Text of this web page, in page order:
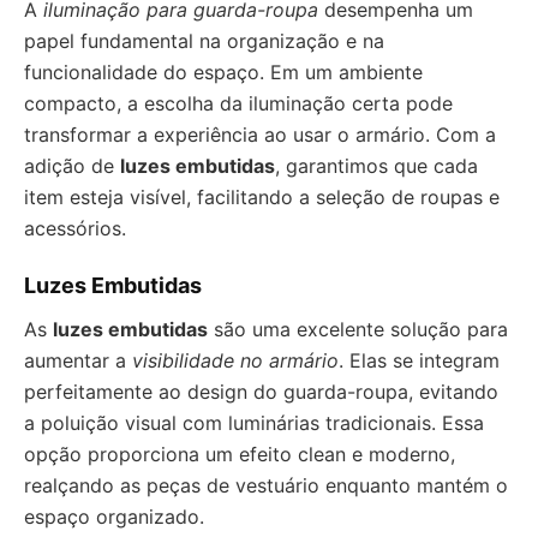
A iluminação para guarda-roupa desempenha um
papel fundamental na organização e na
funcionalidade do espaço. Em um ambiente
compacto, a escolha da iluminação certa pode
transformar a experiência ao usar o armário. Com a
adição de luzes embutidas, garantimos que cada
item esteja visível, facilitando a seleção de roupas e
acessórios.
Luzes Embutidas
As luzes embutidas são uma excelente solução para
aumentar a visibilidade no armário. Elas se integram
perfeitamente ao design do guarda-roupa, evitando
a poluição visual com luminárias tradicionais. Essa
opção proporciona um efeito clean e moderno,
realçando as peças de vestuário enquanto mantém o
espaço organizado.